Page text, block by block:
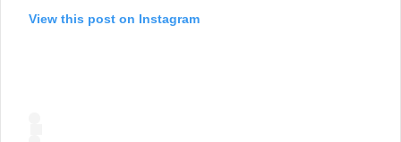
View this post on Instagram